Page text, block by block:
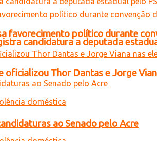
candidatura a deputada
ao Senado pelo Acre
favorecimento político durante
oficializou Thor Dantas e Jorge